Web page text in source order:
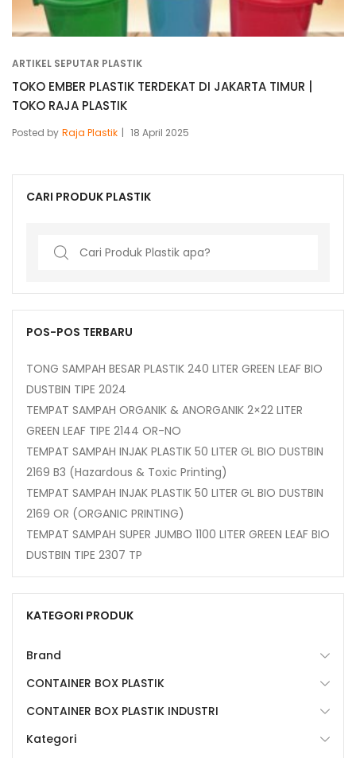
ARTIKEL SEPUTAR PLASTIK
TOKO EMBER PLASTIK TERDEKAT DI JAKARTA TIMUR |
TOKO RAJA PLASTIK
Posted by Raja Plastik 18 April 2025
CARI PRODUK PLASTIK
Search
POS-POS TERBARU
TONG SAMPAH BESAR PLASTIK 240 LITER GREEN LEAF BIO
DUSTBIN TIPE 2024
TEMPAT SAMPAH ORGANIK & ANORGANIK 2×22 LITER
GREEN LEAF TIPE 2144 OR-NO
TEMPAT SAMPAH INJAK PLASTIK 50 LITER GL BIO DUSTBIN
2169 B3 (Hazardous & Toxic Printing)
TEMPAT SAMPAH INJAK PLASTIK 50 LITER GL BIO DUSTBIN
2169 OR (ORGANIC PRINTING)
TEMPAT SAMPAH SUPER JUMBO 1100 LITER GREEN LEAF BIO
DUSTBIN TIPE 2307 TP
KATEGORI PRODUK
Brand
CONTAINER BOX PLASTIK
CONTAINER BOX PLASTIK INDUSTRI
Kategori